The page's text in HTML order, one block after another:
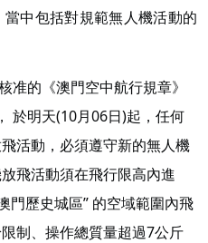
中包括對規範無人機活動的
准的《澳門空中航行規章》
於明天(10月06日)起，任何
活動，必須遵守新的無人機
飛活動須在飛行限高內進
門歷史城區” 的空域範圍內飛
制、操作總質量超過7公斤